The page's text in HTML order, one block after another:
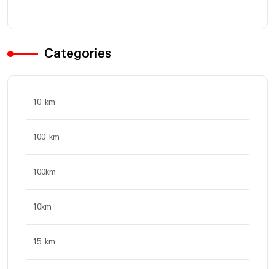
Categories
10 km
100 km
100km
10km
15 km